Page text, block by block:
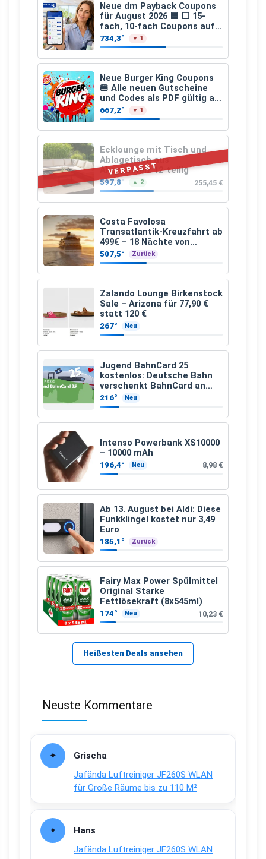
Neue dm Payback Coupons
für August 2026 🟦 ⬜ 15-
fach, 10-fach Coupons auf
den gesamten Einkauf ab 2
€
734,3° ▼ 1
Neue Burger King Coupons
🍔 Alle neuen Gutscheine
und Codes als PDF gültig ab
25.07.2026 bis 04.09.2026
667,2° ▼ 1
VERPASST
Ecklounge mit Tisch und
Ablagetisch aus
Akazienholz 12-teilig
597,8° ▲ 2 255,45 €
Costa Favolosa
Transatlantik-Kreuzfahrt ab
499€ – 18 Nächte von
Hamburg nach Guadeloupe
507,5° Zurück
Zalando Lounge Birkenstock
Sale – Arizona für 77,90 €
statt 120 €
267° Neu
Jugend BahnCard 25
kostenlos: Deutsche Bahn
verschenkt BahnCard an
Kinder und Jugendliche
216° Neu
Intenso Powerbank XS10000
– 10000 mAh
196,4° Neu 8,98 €
Ab 13. August bei Aldi: Diese
Funkklingel kostet nur 3,49
Euro
185,1° Zurück
Fairy Max Power Spülmittel
Original Starke
Fettlösekraft (8x545ml)
174° Neu 10,23 €
Heißesten Deals ansehen
Neuste Kommentare
Grischa
Jafända Luftreiniger JF260S WLAN
für Große Räume bis zu 110 M²
Hans
Jafända Luftreiniger JF260S WLAN